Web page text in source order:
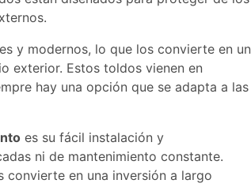
y modernos, lo que los convierte en un
exterior. Estos toldos vienen en
hay una opción que se adapta a las
es su fácil instalación y
ni de mantenimiento constante.
convierte en una inversión a largo